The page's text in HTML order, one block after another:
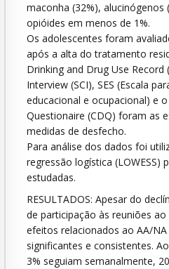
maconha (32%), alucinógenos
opióides em menos de 1%.
Os adolescentes foram
após a alta do tratamento
Drinking and Drug Use Record
Interview (SCI), SES (Escala
educacional e ocupacional) e
Questionaire (CDQ) foram as
medidas de desfecho.
Para análise dos dados foi
regressão logística (LOWESS)
estudadas.
RESULTADOS: Apesar do
de participação às reuniões
efeitos relacionados ao AA/
significantes e consistentes.
3% seguiam semanalmente,